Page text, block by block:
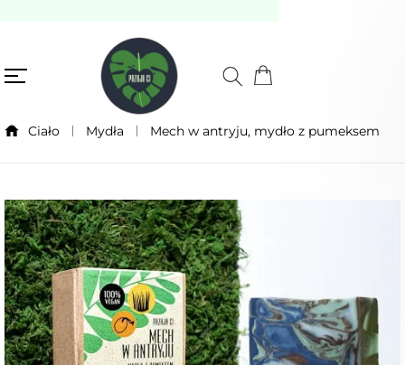
Ciało Mydła Mech w antryju, mydło z pumeksem